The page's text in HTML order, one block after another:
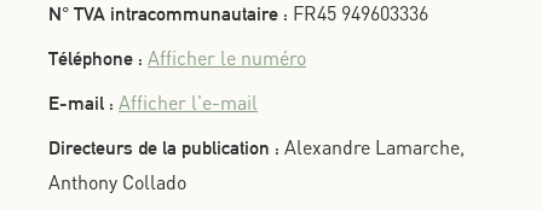
N° TVA intracommunautaire : FR45 949603336
Téléphone : Afficher le numéro
E-mail : Afficher l'e-mail
Directeurs de la publication : Alexandre Lamarche,
Anthony Collado